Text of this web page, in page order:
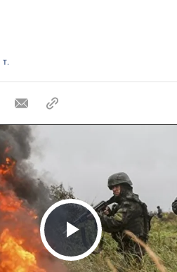
т.
Play Video